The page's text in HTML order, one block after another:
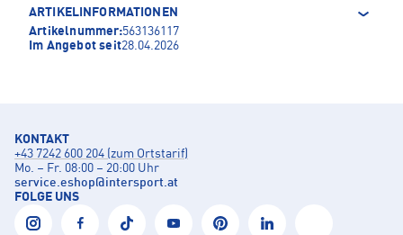
ARTIKELINFORMATIONEN
Artikelnummer:563136117
Im Angebot seit28.04.2026
KONTAKT
+43 7242 600 204 (zum Ortstarif)
Mo. – Fr. 08:00 – 20:00 Uhr
service.eshop@intersport.at
FOLGE UNS